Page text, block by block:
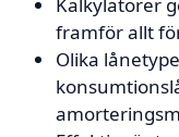
framför allt
Olika